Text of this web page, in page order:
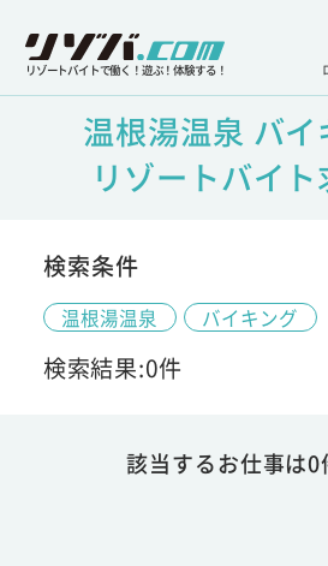
リゾートバイトで働く！遊ぶ！体験する！
温根湯温泉 バイ
リゾートバイ
検索条件
温根湯温泉 バイキング
検索結果:0件
該当するお仕事は0